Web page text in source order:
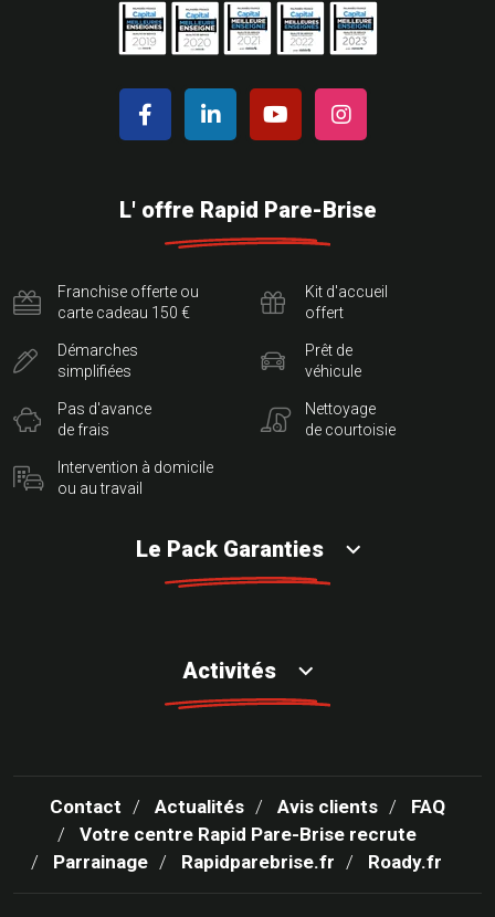
L' offre Rapid Pare-Brise
Franchise offerte ou
carte cadeau 150 €
Démarches
simplifiées
Pas d'avance
de frais
Intervention à domicile
ou au travail
Kit d'accueil
offert
Prêt de
véhicule
Nettoyage
de courtoisie
Le Pack Garanties
Activités
Contact Actualités Avis clients
FAQ
Votre centre Rapid Pare-Brise recrute
Parrainage
Rapidparebrise.fr Roady.fr